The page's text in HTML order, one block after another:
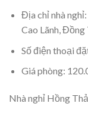
Địa chỉ nhà
Cao Lãnh, Đồng
Số điện thoại
Giá phòng:
Nhà nghỉ Hồng